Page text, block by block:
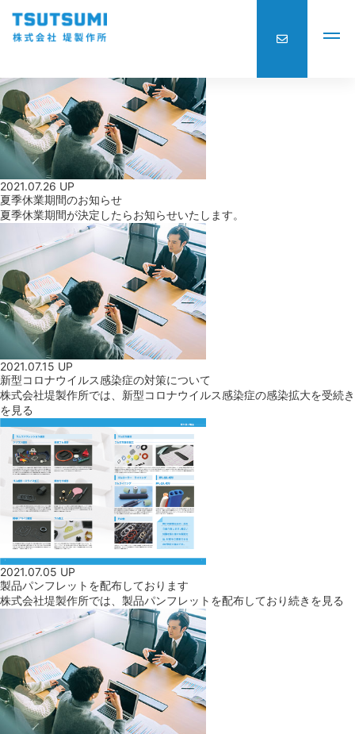
news一覧
2021.07.26 UP
夏季休業期間のお知らせ
夏季休業期間が決定したらお知らせいたします。
2021.07.15 UP
新型コロナウイルス感染症の対策について
株式会社堤製作所では、新型コロナウイルス感染症の感染拡大を受続き
を見る
2021.07.05 UP
製品パンフレットを配布しております
株式会社堤製作所では、製品パンフレットを配布しており続きを見る